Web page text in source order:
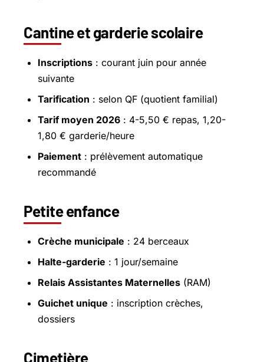
Cantine et garderie scolaire
Inscriptions : courant juin pour année
suivante
Tarification : selon QF (quotient familial)
Tarif moyen 2026 : 4-5,50 € repas, 1,20-
1,80 € garderie/heure
Paiement : prélèvement automatique
recommandé
Petite enfance
Crèche municipale : 24 berceaux
Halte-garderie : 1 jour/semaine
Relais Assistantes Maternelles (RAM)
Guichet unique : inscription crèches,
dossiers
Cimetière